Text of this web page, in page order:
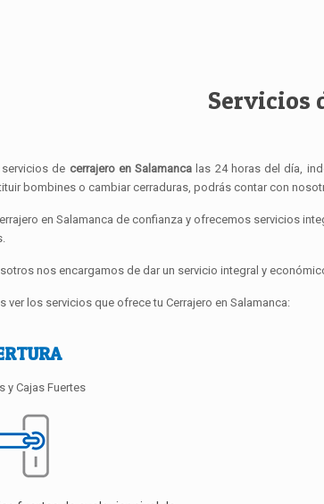
Servicios
de cerrajero en Salamanca las 24 horas del día,
bombines o cambiar cerraduras, podrás contar con
en Salamanca de confianza y ofrecemos servicios
nos encargamos de dar un servicio integral y
ver los servicios que ofrece tu Cerrajero en Salamanca:
y Cajas Fuertes